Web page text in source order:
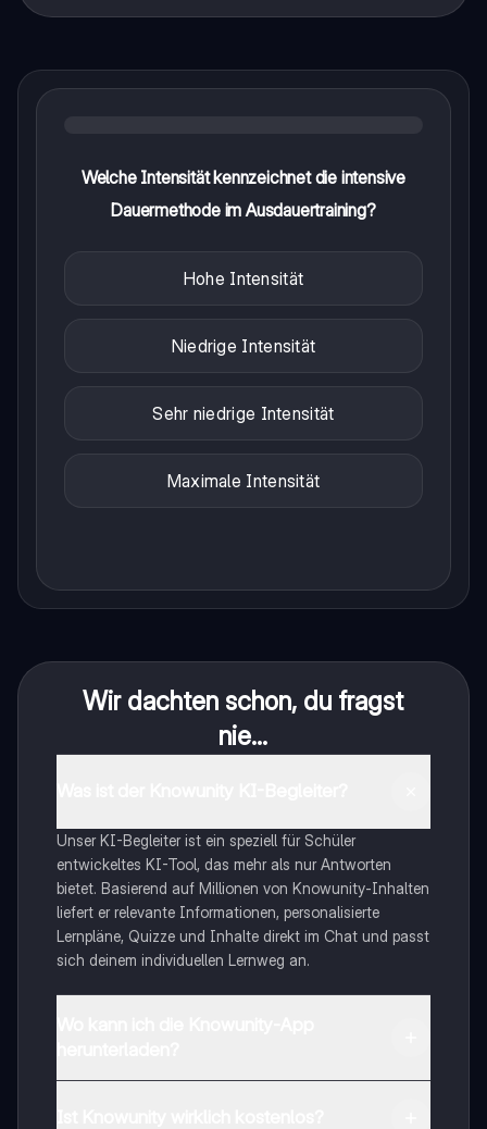
Welche Intensität kennzeichnet die intensive
Dauermethode im Ausdauertraining?
Hohe Intensität
Niedrige Intensität
Sehr niedrige Intensität
Maximale Intensität
Wir dachten schon, du fragst
nie...
Unser KI-Begleiter ist ein speziell für Schüler
entwickeltes KI-Tool, das mehr als nur Antworten
bietet. Basierend auf Millionen von Knowunity-Inhalten
liefert er relevante Informationen, personalisierte
Lernpläne, Quizze und Inhalte direkt im Chat und passt
sich deinem individuellen Lernweg an.